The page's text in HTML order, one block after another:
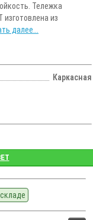
Тележка
из
далее...
Каркасная